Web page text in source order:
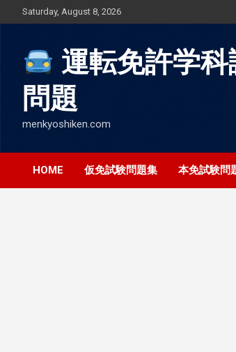
to
Saturday, August 8, 2026
運転免許学科
問題
menkyoshiken.com
HOME 仮免試験問題集 本免試験問